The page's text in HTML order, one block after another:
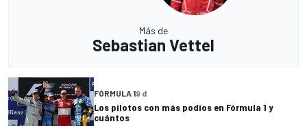
Más de
Sebastian Vettel
FÓRMULA 19 d
Los pilotos con más podios en Fórmula 1 y
cuántos